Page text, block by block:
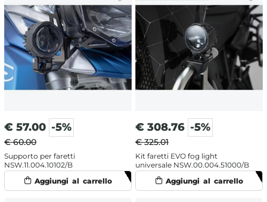
€ 57.00 -5%
€ 60.00
Supporto per faretti
NSW.11.004.10102/B
€ 308.76 -5%
€ 325.01
Kit faretti EVO fog light
universale NSW.00.004.51000/B